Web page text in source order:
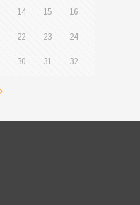
14 15 16
22 23 24
30 31 32